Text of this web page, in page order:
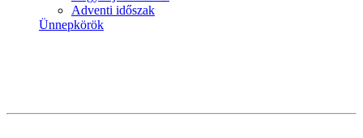
Adventi időszak
Ünnepkörök